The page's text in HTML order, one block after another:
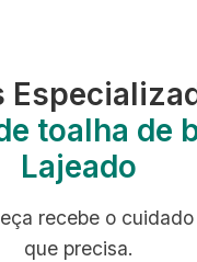
toalha de
Lajeado
recebe o
que precisa.